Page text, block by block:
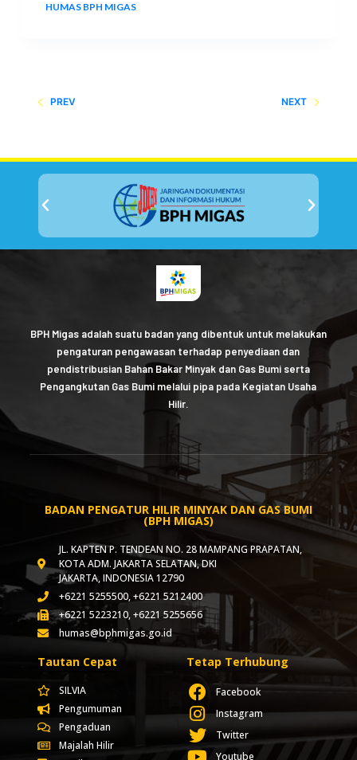
HUMAS BPH MIGAS
PREV NEXT
BPH Migas adalah suatu badan yang dibentuk untuk melakukan
pengaturan pengawasan terhadap penyediaan dan
pendistribusian Bahan Bakar Minyak dan Gas Bumi serta
Pengangkutan Gas Bumi melalui pipa pada Kegiatan Usaha
Hilir.
BADAN PENGATUR HILIR MINYAK DAN GAS BUMI
(BPH MIGAS)
JL. KAPTEN P. TENDEAN NO. 28 MAMPANG PRAPATAN,
KOTA ADM. JAKARTA SELATAN, DKI
JAKARTA, INDONESIA 12790
+6221 5255500, +6221 5212400
+6221 5223210, +6221 5255656
humas@bphmigas.go.id
Tautan Cepat
SILVIA
Pengumuman
Pengaduan
Majalah Hilir
Tetap Terhubung
Facebook
Instagram
Twitter
Youtube